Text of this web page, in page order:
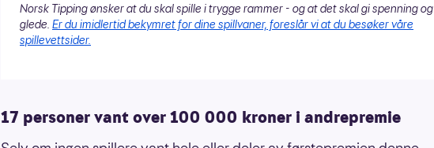
Norsk Tipping ønsker at du skal spille i trygge rammer - og at det skal gi spenning og
glede. Er du imidlertid bekymret for dine spillvaner, foreslår vi at du besøker våre
spillevettsider.
17 personer vant over 100 000 kroner i andrepremie